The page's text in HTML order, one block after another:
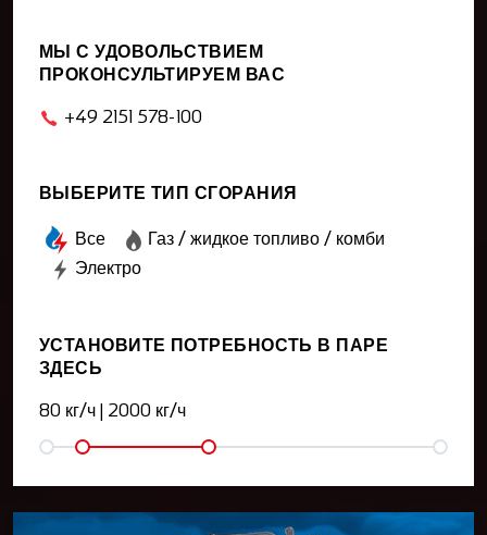
ВЫБЕРИТЕ ТИП СГОРАНИЯ
Все
Газ / жидкое топливо / комби
Электро
УСТАНОВИТЕ ПОТРЕБНОСТЬ В ПАРЕ
ЗДЕСЬ
80 кг/ч 2000 кг/ч
МЫ С УДОВОЛЬСТВИЕМ
ПРОКОНСУЛЬТИРУЕМ ВАС
+49 2151 578-100